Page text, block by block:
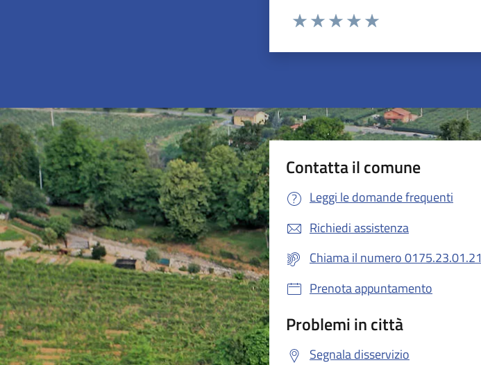
Valuta da 1 a 5 stelle la pagina
Contatta il comune
Leggi le domande frequenti
Richiedi assistenza
Chiama il numero 0175.23.01.21
Prenota appuntamento
Problemi in città
Segnala disservizio